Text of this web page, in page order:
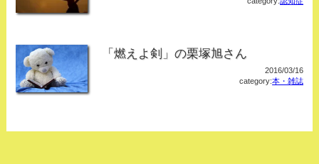
「燃えよ剣」の栗塚旭さん
2016/03/16
category:本・雑誌